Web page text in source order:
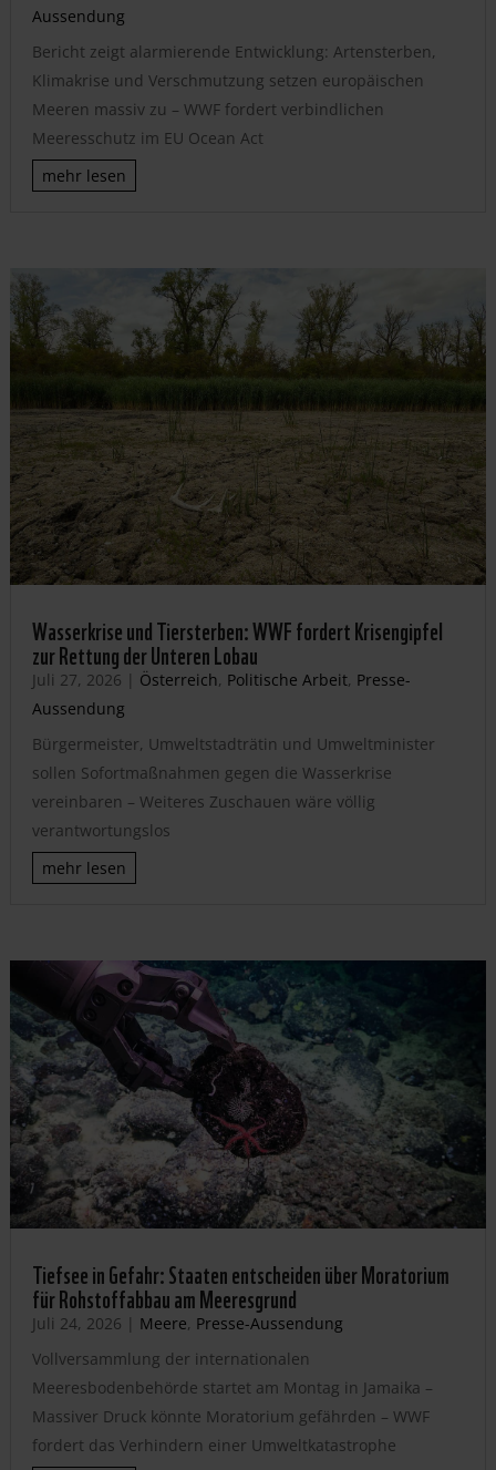
Aussendung
Bericht zeigt alarmierende Entwicklung: Artensterben,
Klimakrise und Verschmutzung setzen europäischen
Meeren massiv zu – WWF fordert verbindlichen
Meeresschutz im EU Ocean Act
mehr lesen
Wasserkrise und Tiersterben: WWF fordert Krisengipfel
zur Rettung der Unteren Lobau
Juli 27, 2026 | Österreich, Politische Arbeit, Presse-
Aussendung
Bürgermeister, Umweltstadträtin und Umweltminister
sollen Sofortmaßnahmen gegen die Wasserkrise
vereinbaren – Weiteres Zuschauen wäre völlig
verantwortungslos
mehr lesen
Tiefsee in Gefahr: Staaten entscheiden über Moratorium
für Rohstoffabbau am Meeresgrund
Juli 24, 2026 | Meere, Presse-Aussendung
Vollversammlung der internationalen
Meeresbodenbehörde startet am Montag in Jamaika –
Massiver Druck könnte Moratorium gefährden – WWF
fordert das Verhindern einer Umweltkatastrophe